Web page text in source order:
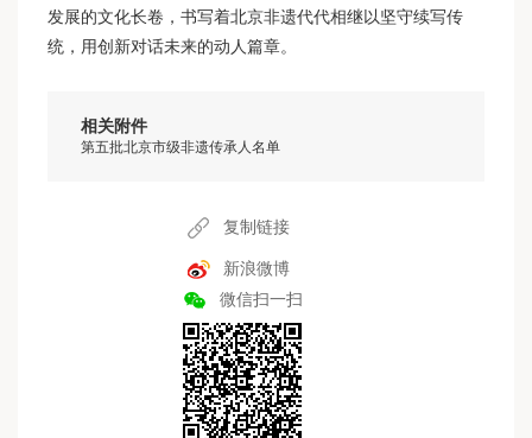
发展的文化长卷，书写着北京非遗代代相继以坚守续写传
统，用创新对话未来的动人篇章。
相关附件
第五批北京市级非遗传承人名单
复制链接
新浪微博
微信扫一扫